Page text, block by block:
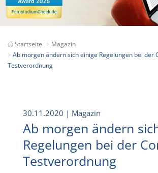
Startseite
Magazin
Ab morgen ändern sich einige Regelungen bei der
Testverordnung
30.11.2020 | Magazin
Ab morgen ändern
Regelungen bei der
Testverordnung